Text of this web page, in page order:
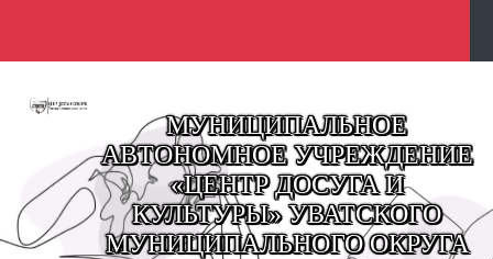
МУНИЦИПАЛЬНОЕ
АВТОНОМНОЕ УЧРЕЖДЕНИЕ
«ЦЕНТР ДОСУГА И
КУЛЬТУРЫ» УВАТСКОГО
МУНИЦИПАЛЬНОГО ОКРУГА